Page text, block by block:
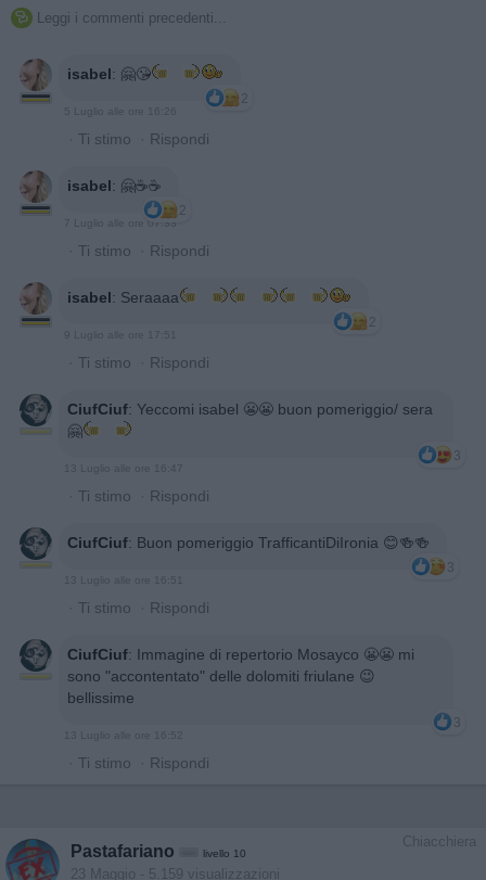
 Leggi i commenti precedenti...
isabel: 🤗😘
2
· Ti stimo · Rispondi
isabel: 🤗☕️☕️
2
7 Luglio alle ore 07:33
· Ti stimo · Rispondi
isabel: Seraaaa
2
9 Luglio alle ore 17:51
· Ti stimo · Rispondi
CiufCiuf: Yeccomi isabel 😬😬 buon pomeriggio/ sera
🤗
3
13 Luglio alle ore 16:47
· Ti stimo · Rispondi
CiufCiuf: Buon pomeriggio TrafficantiDiIronia 😊🍻🍻
3
· Ti stimo · Rispondi
CiufCiuf: Immagine di repertorio Mosayco 😬😬 mi
sono "accontentato" delle dolomiti friulane 😉
bellissime
3
· Ti stimo · Rispondi
Chiacchiera
Pastafariano livello 10
23 Maggio - 5.159 visualizzazioni